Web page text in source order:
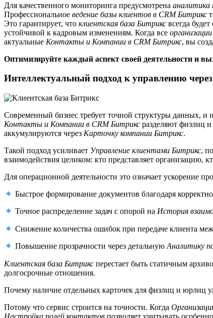
Для качественного мониторинга предусмотрена аналитика
Профессиональное ведение базы клиентов в CRM Битрикс
Это гарантирует, что клиентская база Битрикс всегда
устойчивой к кадровым изменениям. Когда все
актуальные Контакты и Компании в CRM Битрикс, вы
Оптимизируйте каждый аспект своей деятельности и
Интеллектуальный подход к управлению
Современный бизнес требует точной структуры данных, и
Контакты и Компании в CRM Битрикс разделяют физлиц
аккумулируются через Карточку компании Битрикс.
Такой подход усиливает Управление клиентами Битрикс,
взаимодействия целиком: кто представляет организацию,
Для операционной деятельности это означает ускорение
Быстрое формирование документов благодаря
Точное распределение задач с опорой наИстория
Снижение количества ошибок при передаче клиента
Повышение прозрачности через детальнуюАналитику
Клиентская база Битрикс перестает быть статичным
долгосрочные отношения.
Почему наличие отдельных карточек для физлиц и юрлиц
Потому что сервис строится на точности. Когда
Настройка полей контактов позволяет учитывать